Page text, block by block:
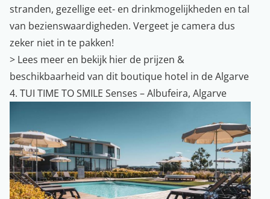
stranden, gezellige eet- en drinkmogelijkheden en tal
van bezienswaardigheden. Vergeet je camera dus
zeker niet in te pakken!
> Lees meer en bekijk hier de prijzen &
beschikbaarheid van dit boutique hotel in de Algarve
4. TUI TIME TO SMILE Senses – Albufeira, Algarve